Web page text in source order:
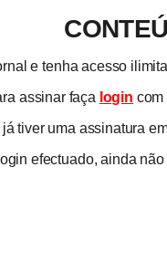
e tenha acesso
assinar faça login com
já tiver uma assinatura
efectuado, ainda